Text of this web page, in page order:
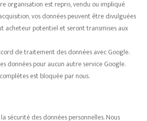
organisation est repris, vendu ou impliqué
vos données peuvent être divulguées
acheteur potentiel et seront transmises aux
de traitement des données avec Google.
données pour aucun autre service Google.
complètes est bloquée par nous.
sécurité des données personnelles. Nous